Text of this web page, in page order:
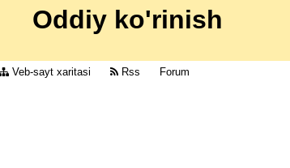
Oddiy ko'rinish
Veb-sayt xaritasi Rss
Forum